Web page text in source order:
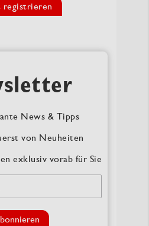
News & Tipps
von Neuheiten
exklusiv vorab für Sie
registrieren